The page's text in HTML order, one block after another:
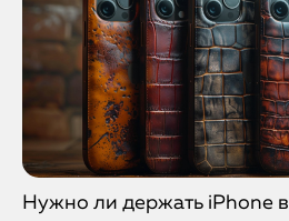
Нужно ли держать iPhone в